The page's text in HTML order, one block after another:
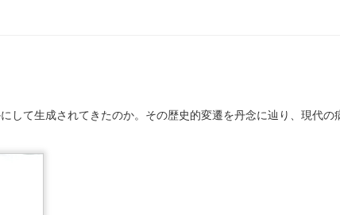
して生成されてきたのか。その歴史的変遷を丹念に辿り、現代の